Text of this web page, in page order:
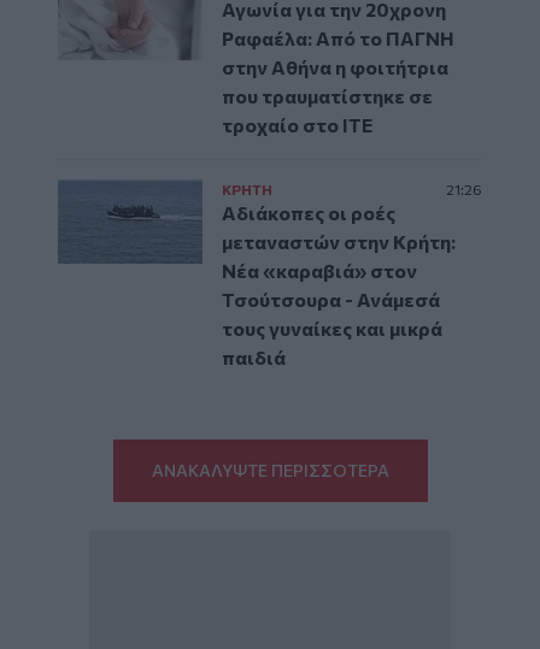
Αγωνία για την 20χρονη
Ραφαέλα: Από το ΠΑΓΝΗ
στην Αθήνα η φοιτήτρια
που τραυματίστηκε σε
τροχαίο στο ΙΤΕ
ΚΡΗΤΗ 21:26
Αδιάκοπες οι ροές
μεταναστών στην Κρήτη:
Νέα «καραβιά» στον
Τσούτσουρα - Ανάμεσά
τους γυναίκες και μικρά
παιδιά
ΑΝΑΚΑΛΥΨΤΕ ΠΕΡΙΣΣΟΤΕΡΑ